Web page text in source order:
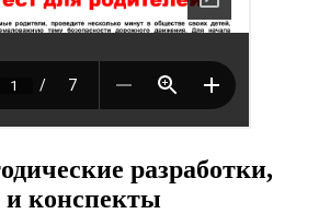
разработки,
и конспекты